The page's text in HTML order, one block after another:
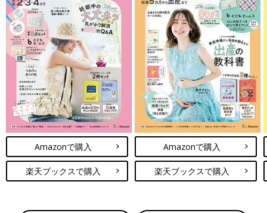
Amazonで購入
楽天ブックスで購入
Amazonで購入
楽天ブックスで購入
Amazonで購入
楽天ブックスで購入